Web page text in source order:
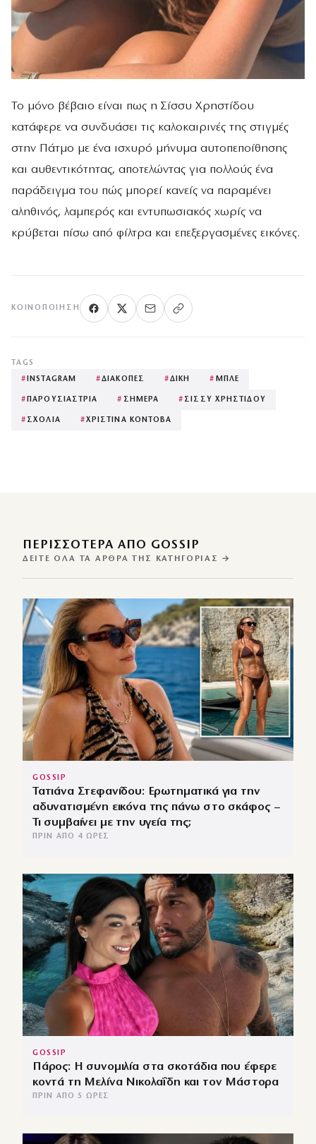
Το μόνο βέβαιο είναι πως η Σίσσυ Χρηστίδου
κατάφερε να συνδυάσει τις καλοκαιρινές της στιγμές
στην Πάτμο με ένα ισχυρό μήνυμα αυτοπεποίθησης
και αυθεντικότητας, αποτελώντας για πολλούς ένα
παράδειγμα του πώς μπορεί κανείς να παραμένει
αληθινός, λαμπερός και εντυπωσιακός χωρίς να
κρύβεται πίσω από φίλτρα και επεξεργασμένες εικόνες.
ΚΟΙΝΟΠΟΊΗΣΗ
TAGS
# INSTAGRAM #ΔΙΑΚΟΠΕΣ #ΔΙΚΗ # ΜΠΛΕ
# ΠΑΡΟΥΣΙΑΣΤΡΙΑ # ΣΗΜΕΡΑ # ΣΙΣΣΥ ΧΡΗΣΤΙΔΟΥ
# ΣΧΟΛΙΑ #ΧΡΙΣΤΙΝΑ ΚΟΝΤΟΒΑ
ΠΕΡΙΣΣΌΤΕΡΑ ΑΠΌ GOSSIP
ΔΕΊΤΕ ΌΛΑ ΤΑ ΆΡΘΡΑ ΤΗΣ ΚΑΤΗΓΟΡΊΑΣ →
GOSSIP
Τατιάνα Στεφανίδου: Ερωτηματικά για την
αδυνατισμένη εικόνα της πάνω στο σκάφος –
Τι συμβαίνει με την υγεία της;
ΠΡΙΝ ΑΠΌ 4 ΏΡΕΣ
GOSSIP
Πάρος: Η συνομιλία στα σκοτάδια που έφερε
κοντά τη Μελίνα Νικολαΐδη και τον Μάστορα
ΠΡΙΝ ΑΠΌ 5 ΏΡΕΣ